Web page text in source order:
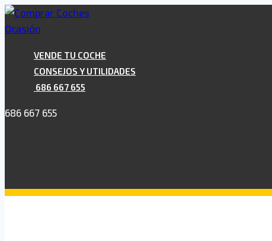
Saltar
al
VENDE TU COCHE
CONSEJOS Y UTILIDADES
686 667 655
686 667 655